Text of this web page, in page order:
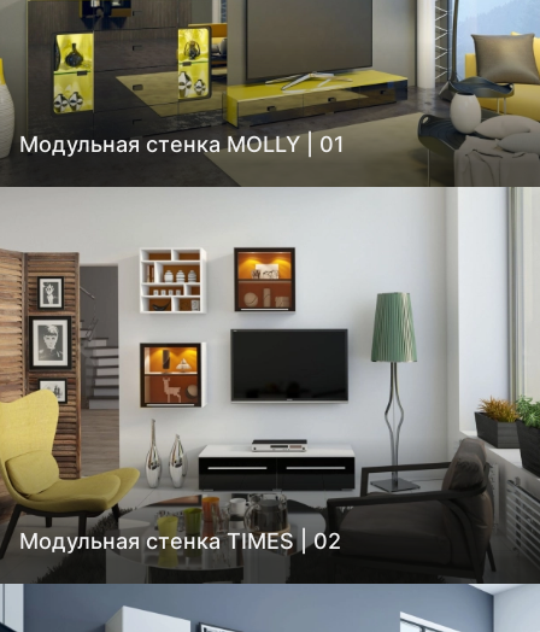
Модульная стенка MOLLY | 01
Модульная стенка TIMES | 02